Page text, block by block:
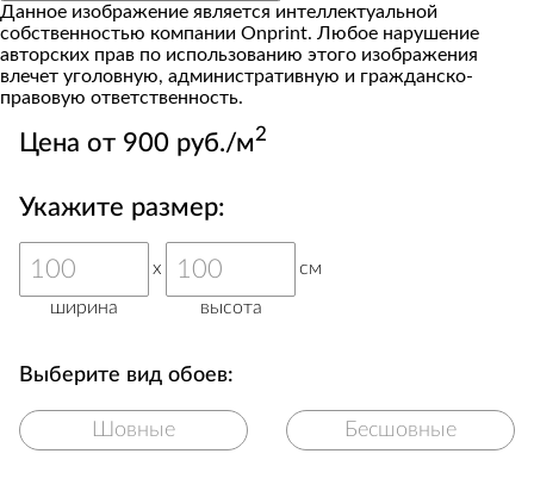
Данное изображение является интеллектуальной
собственностью компании Onprint. Любое нарушение
авторских прав по использованию этого изображения
влечет уголовную, административную и гражданско-
правовую ответственность.
Цена от 900 руб./м2
Укажите размер:
ширина
x
высота
см
Выберите вид обоев:
Шовные Бесшовные